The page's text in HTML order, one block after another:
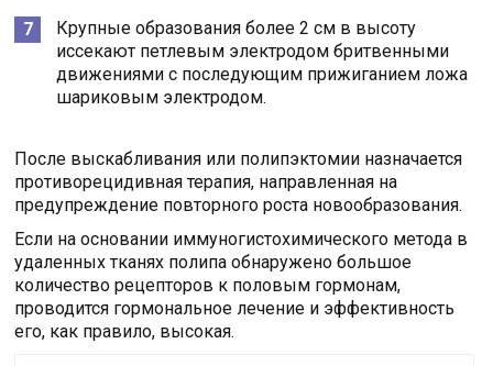
Крупные образования более 2 см в высоту
иссекают петлевым электродом бритвенными
движениями с последующим прижиганием ложа
шариковым электродом.
После выскабливания или полипэктомии назначается
противорецидивная терапия, направленная на
предупреждение повторного роста новообразования.
Если на основании иммуногистохимического метода в
удаленных тканях полипа обнаружено большое
количество рецепторов к половым гормонам,
проводится гормональное лечение и эффективность
его, как правило, высокая.